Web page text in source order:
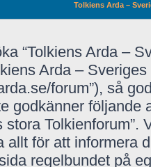
Tolkiens Arda –
“Tolkiens Arda –
Arda –
forum”), så
godkänner följande
Tolkienforum”.
allt för att informera
regelbundet på